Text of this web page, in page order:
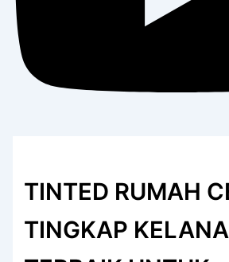
TINTED RUMAH
TINGKAP